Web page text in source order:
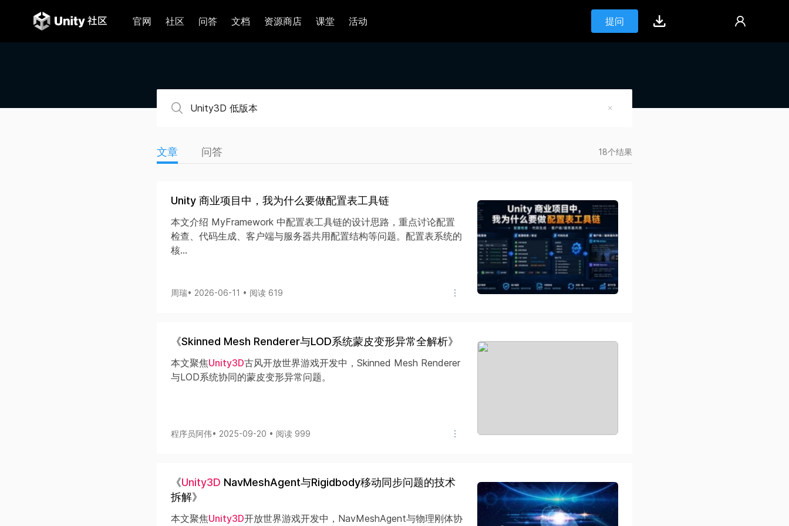
官网 社区 问答 文档 资源商店 课堂 活动 提问
文章 问答 18个结果
Unity 商业项目中，我为什么要做配置表工具链
本文介绍 MyFramework 中配置表工具链的设计思路，重点讨论配置
检查、代码生成、客户端与服务器共用配置结构等问题。配置表系统的
核...
周瑞• 2026-06-11 • 阅读 619
《Skinned Mesh Renderer与LOD系统蒙皮变形异常全解析》
本文聚焦Unity3D古风开放世界游戏开发中，Skinned Mesh Renderer
与LOD系统协同的蒙皮变形异常问题。
程序员阿伟• 2025-09-20 • 阅读 999
《Unity3D NavMeshAgent与Rigidbody移动同步问题的技术
拆解》
本文聚焦Unity3D开放世界游戏开发中，NavMeshAgent与物理刚体协